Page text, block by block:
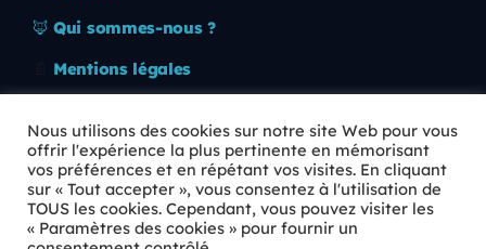
🦊 Qui sommes-nous ?
Mentions légales
🛡️ RGPD
Copyright © 2026 Animkids. Tous droits réservés.
Nous utilisons des cookies sur notre site Web pour vous
offrir l'expérience la plus pertinente en mémorisant
vos préférences et en répétant vos visites. En cliquant
sur « Tout accepter », vous consentez à l'utilisation de
TOUS les cookies. Cependant, vous pouvez visiter les
« Paramètres des cookies » pour fournir un